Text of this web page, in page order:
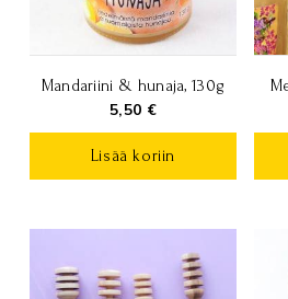
Mandariini & hunaja, 130g
5,50 €
Lisää koriin